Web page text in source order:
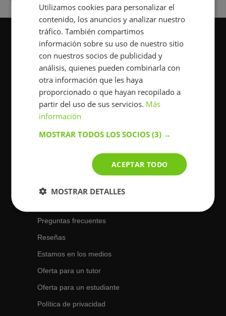
+34900839047
Laborables de 9 a 20 h
Contactos
Preguntas frecuentes
Reseñas
Estamos en los medios
Oferta para un tutor
Oferta para un estudiante
Política de privacidad
Utilizamos cookies para personalizar el
contenido, los anuncios y analizar nuestro
tráfico. También compartimos
información sobre su uso de nuestro sitio
con nuestros socios de publicidad y
análisis, quienes pueden combinarla con
otra información que les haya
proporcionado o que hayan recopilado a
partir del uso de sus servicios. Más
información
MOSTRAR TODOS LOS SOCIOS(3) →
ACEPTAR TODO
MOSTRAR DETALLES